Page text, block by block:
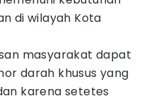
di wilayah Kota
masyarakat dapat
darah khusus yang
karena setetes